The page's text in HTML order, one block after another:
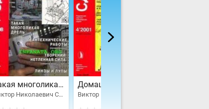
Такая многоликая дрель. Сантехнические работы. Водоснабжение...
Виктор Николаевич Сарафанников